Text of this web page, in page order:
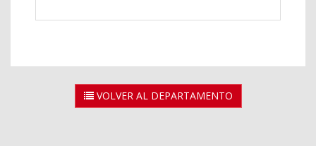
VOLVER AL DEPARTAMENTO